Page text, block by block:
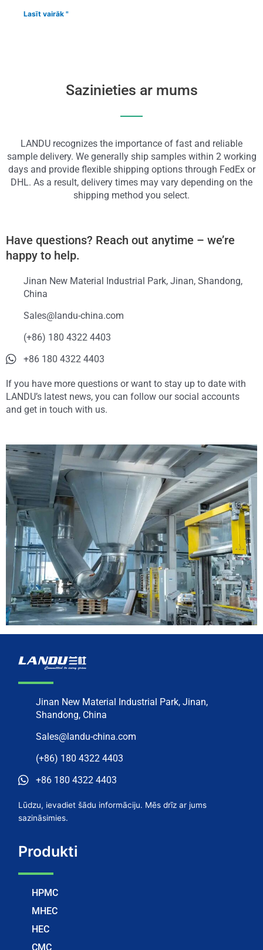
Lasīt vairāk "
Sazinieties ar mums
LANDU recognizes the importance of fast and reliable
sample delivery. We generally ship samples within 2 working
days and provide flexible shipping options through FedEx or
DHL. As a result, delivery times may vary depending on the
shipping method you select.
Have questions? Reach out anytime – we’re
happy to help.
Jinan New Material Industrial Park, Jinan, Shandong,
China
Sales@landu-china.com
(+86) 180 4322 4403
+86 180 4322 4403
If you have more questions or want to stay up to date with
LANDU’s latest news, you can follow our social accounts
and get in touch with us.
Jinan New Material Industrial Park, Jinan,
Shandong, China
Sales@landu-china.com
(+86) 180 4322 4403
+86 180 4322 4403
Lūdzu, ievadiet šādu informāciju. Mēs drīz ar jums
sazināsimies.
Produkti
HPMC
MHEC
HEC
CMC